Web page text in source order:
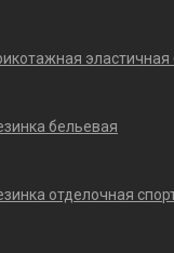
эластичная
бельевая
отделочная